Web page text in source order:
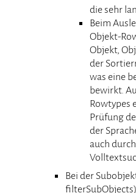
die sehr
Beim
Objekt-
Objekt,
der
was eine
bewirkt.
Rowtypes
Prüfung
der
auch
Bei der